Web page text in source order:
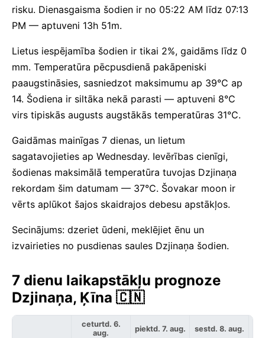
risku. Dienasgaisma šodien ir no 05:22 AM līdz 07:13
PM — aptuveni 13h 51m.
Lietus iespējamība šodien ir tikai 2%, gaidāms līdz 0
mm. Temperatūra pēcpusdienā pakāpeniski
paaugstināsies, sasniedzot maksimumu ap 39°C ap
14. Šodiena ir siltāka nekā parasti — aptuveni 8°C
virs tipiskās augusts augstākās temperatūras 31°C.
Gaidāmas mainīgas 7 dienas, un lietum
sagatavojieties ap Wednesday. Ievērības cienīgi,
šodienas maksimālā temperatūra tuvojas Dzjinaņa
rekordam šim datumam — 37°C. Šovakar moon ir
vērts aplūkot šajos skaidrajos debesu apstākļos.
Secinājums: dzeriet ūdeni, meklējiet ēnu un
izvairieties no pusdienas saules Dzjinaņa šodien.
7 dienu laikapstākļu prognoze
Dzjinaņa, Ķīna 🇨🇳
ceturtd. 6.
aug.
piektd. 7. aug. sestd. 8. aug.